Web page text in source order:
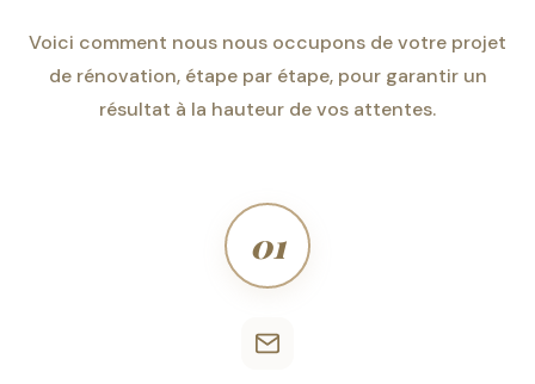
Voici comment nous nous occupons de votre projet
de rénovation, étape par étape, pour garantir un
résultat à la hauteur de vos attentes.
01